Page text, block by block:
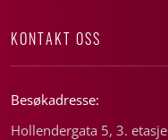
KONTAKT OSS
Besøkadresse:
Hollendergata 5, 3. etasje